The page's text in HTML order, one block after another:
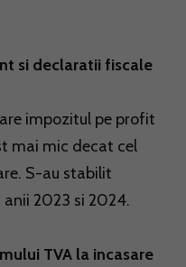
si declaratii fiscale
impozitul pe profit
mai mic decat cel
S-au stabilit
2023 si 2024.
TVA la incasare